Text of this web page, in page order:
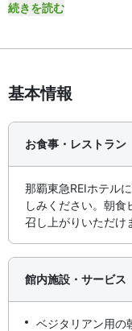
続きを読む
基本情報
お食事・レストラン
那覇東急REIホテル
しみください。朝
召し上がりいただけ
館内施設・サービス
ベジタリアン用の